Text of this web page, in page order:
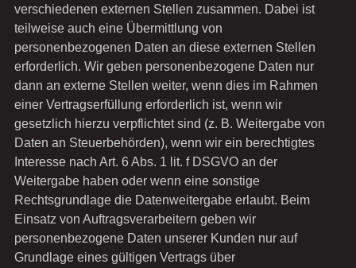
verschiedenen externen Stellen zusammen. Dabei ist
teilweise auch eine Übermittlung von
personenbezogenen Daten an diese externen Stellen
erforderlich. Wir geben personenbezogene Daten nur
dann an externe Stellen weiter, wenn dies im Rahmen
einer Vertragserfüllung erforderlich ist, wenn wir
gesetzlich hierzu verpflichtet sind (z. B. Weitergabe von
Daten an Steuerbehörden), wenn wir ein berechtigtes
Interesse nach Art. 6 Abs. 1 lit. f DSGVO an der
Weitergabe haben oder wenn eine sonstige
Rechtsgrundlage die Datenweitergabe erlaubt. Beim
Einsatz von Auftragsverarbeitern geben wir
personenbezogene Daten unserer Kunden nur auf
Grundlage eines gültigen Vertrags über